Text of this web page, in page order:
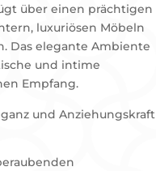
über einen prächtigen
luxuriösen Möbeln
Das elegante Ambiente
und intime
Empfang.
und Anziehungskraft